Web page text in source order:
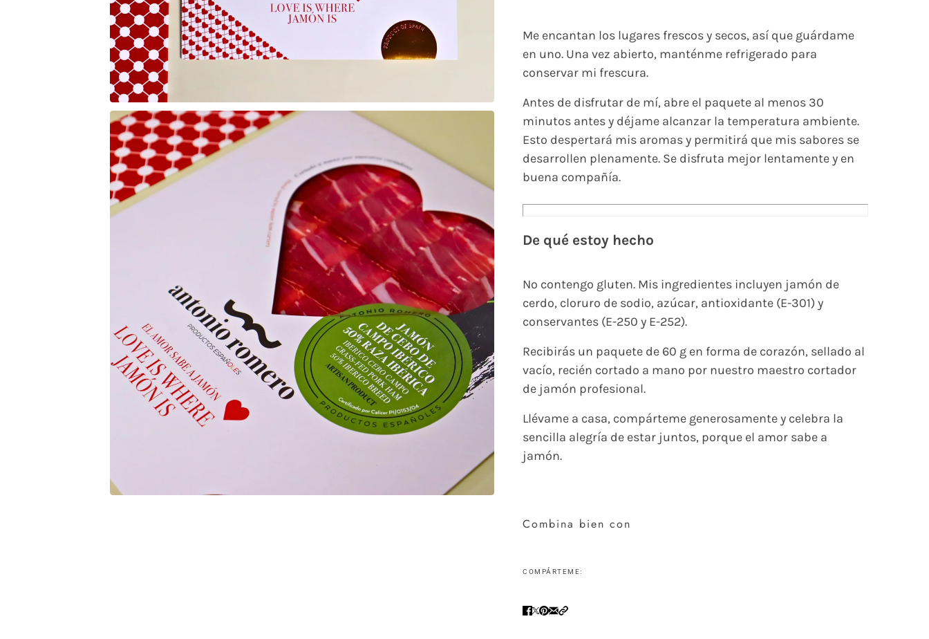
Me encantan los lugares frescos y secos, así que guárdame
en uno. Una vez abierto, manténme refrigerado para
conservar mi frescura.
Antes de disfrutar de mí, abre el paquete al menos 30
minutos antes y déjame alcanzar la temperatura ambiente.
Esto despertará mis aromas y permitirá que mis sabores se
desarrollen plenamente. Se disfruta mejor lentamente y en
buena compañía.
De qué estoy hecho
No contengo gluten. Mis ingredientes incluyen jamón de
cerdo, cloruro de sodio, azúcar, antioxidante (E-301) y
conservantes (E-250 y E-252).
Recibirás un paquete de 60 g en forma de corazón, sellado al
vacío, recién cortado a mano por nuestro maestro cortador
de jamón profesional.
Llévame a casa, compárteme generosamente y celebra la
sencilla alegría de estar juntos, porque el amor sabe a
jamón.
Combina bien con
COMPÁRTEME: